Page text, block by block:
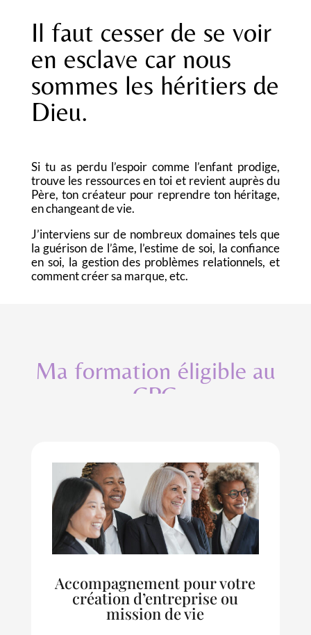
Il faut cesser de se voir
en esclave car nous
sommes les héritiers de
Dieu.
Si tu as perdu l’espoir comme l’enfant prodige,
trouve les ressources en toi et revient auprès du
Père, ton créateur pour reprendre ton héritage,
en changeant de vie.
J’interviens sur de nombreux domaines tels que
la guérison de l’âme, l’estime de soi, la confiance
en soi, la gestion des problèmes relationnels, et
comment créer sa marque, etc.
Ma formation éligible au
CPG
Accompagnement pour votre
création d’entreprise ou
mission de vie